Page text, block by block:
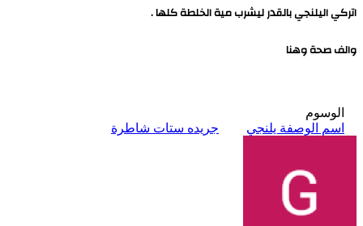
اتركي اليلنجي بالقدر ليشرب مية الخلطة كلها .
والف صحة وهنا
الوسوم
اسم الوصفة يلنجي
جريده ستات شاطرة